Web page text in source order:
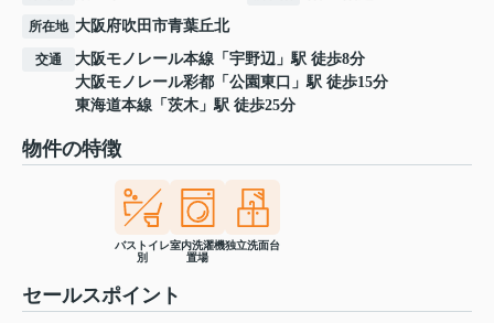
所在地 大阪府吹田市青葉丘北
交通 大阪モノレール本線 「 宇野辺 」駅 徒歩8分
大阪モノレール彩都 「 公園東口 」駅 徒歩15分
東海道本線 「 茨木 」駅 徒歩25分
物件の特徴
バストイレ
別
室内洗濯機
置場
独立洗面台
セールスポイント